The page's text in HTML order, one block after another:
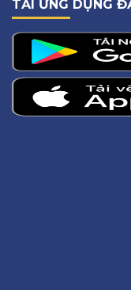
TẢI ỨNG DỤNG